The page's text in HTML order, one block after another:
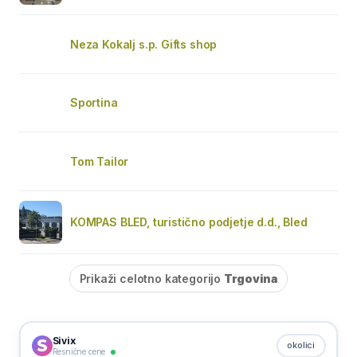
Neza Kokalj s.p. Gifts shop
Sportina
Tom Tailor
KOMPAS BLED, turistično podjetje d.d., Bled
Prikaži celotno kategorijo Trgovina
Sivix
Resnične cene
okolici